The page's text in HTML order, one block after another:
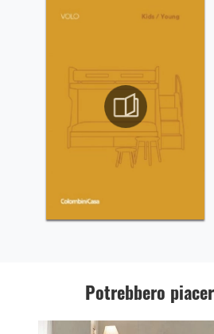
Potrebbero